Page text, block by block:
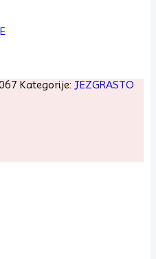
Kategorije: JEZGRASTO